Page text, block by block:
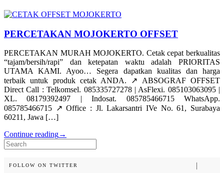
PERCETAKAN MOJOKERTO OFFSET
PERCETAKAN MURAH MOJOKERTO. Cetak cepat berkualitas
“tajam/bersih/rapi” dan ketepatan waktu adalah PRIORITAS
UTAMA KAMI. Ayoo… Segera dapatkan kualitas dan harga
terbaik untuk produk cetak ANDA. ↗️ ABSOGRAF OFFSET
Direct Call : Telkomsel. 085335727278 | AsFlexi. 085103063095 |
XL. 08179392497 | Indosat. 085785466715 WhatsApp.
085785466715 ↗️ Office : Jl. Lakarsantri IVe No. 61, Surabaya
60211, Jawa […]
Continue reading→
Search
for:
FOLLOW ON TWITTER